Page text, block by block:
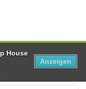
House
Anzeigen